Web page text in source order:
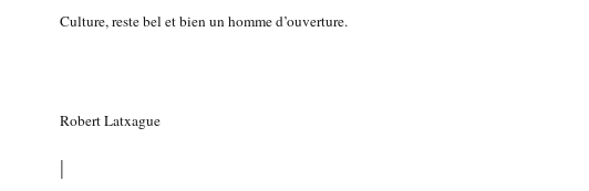
Culture, reste bel et bien un homme d’ouverture.
Robert Latxague